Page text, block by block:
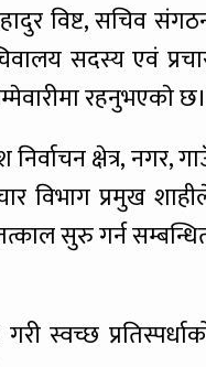
विष्ट, सचिव
सदस्य एवं
रहनुभएकाे छ।
क्षेत्र, नगर,
विभाग प्रमुख
सुरु गर्न
स्वच्छ